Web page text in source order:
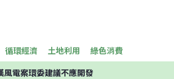
循環經濟 土地利用 綠色消費
電案環委建議不應開發